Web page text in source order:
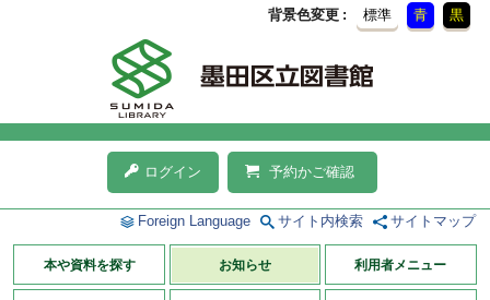
背景色変更 標準 青 黒
ログイン 予約かご確認
Foreign Language サイト内検索 サイトマップ
本や資料を探す お知らせ 利用者メニュー